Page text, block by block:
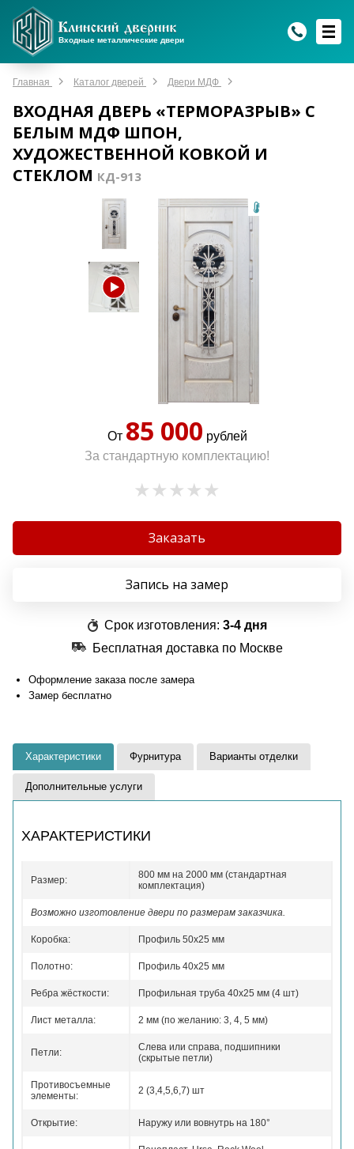
Входные металлические двери
Главная Каталог дверей Двери МДФ
ВХОДНАЯ ДВЕРЬ «ТЕРМОРАЗРЫВ» С
БЕЛЫМ МДФ ШПОН,
ХУДОЖЕСТВЕННОЙ КОВКОЙ И
СТЕКЛОМ КД-913
От 85 000 рублей
За стандартную комплектацию!
Заказать
Запись на замер
Срок изготовления: 3-4 дня
Бесплатная доставка по Москве
Оформление заказа после замера
Замер бесплатно
Характеристики Фурнитура Варианты отделки
Дополнительные услуги
ХАРАКТЕРИСТИКИ
Размер:
800 мм на 2000 мм (стандартная
комплектация)
Возможно изготовление двери по размерам заказчика.
Коробка: Профиль 50x25 мм
Полотно: Профиль 40x25 мм
Ребра жёсткости: Профильная труба 40х25 мм (4 шт)
Лист металла: 2 мм (по желанию: 3, 4, 5 мм)
Петли:
Слева или справа, подшипники
(скрытые петли)
Противосъемные
элементы:
2 (3,4,5,6,7) шт
Открытие: Наружу или вовнутрь на 180°
Max
Мы онлайн!
WhatsApp
Мы онлайн!
Telegram
Мы онлайн!
Max
Мы онлайн!
WhatsApp
Мы онлайн!